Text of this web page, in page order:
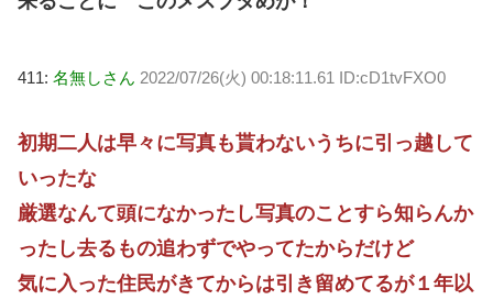
411: 名無しさん 2022/07/26(火) 00:18:11.61 ID:cD1tvFXO0
初期二人は早々に写真も貰わないうちに引っ越して
いったな
厳選なんて頭になかったし写真のことすら知らんか
ったし去るもの追わずでやってたからだけど
気に入った住民がきてからは引き留めてるが１年以